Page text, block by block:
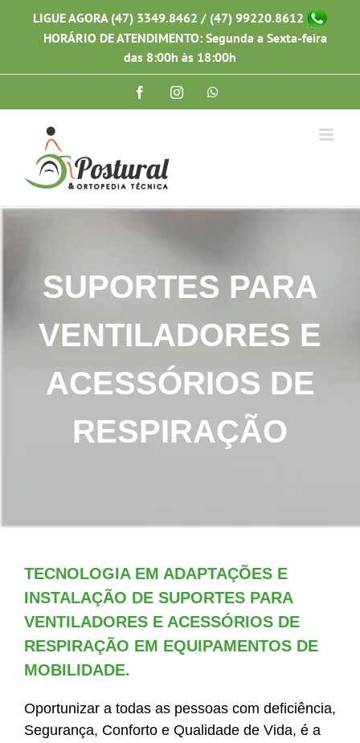
LIGUE AGORA (47) 3349.8462 / (47) 99220.8612
HORÁRIO DE ATENDIMENTO: Segunda a Sexta-feira
das 8:00h às 18:00h
FacebookInstagram
SUPORTES PARA
VENTILADORES E
ACESSÓRIOS DE
RESPIRAÇÃO
TECNOLOGIA EM ADAPTAÇÕES E
INSTALAÇÃO DE SUPORTES PARA
VENTILADORES E ACESSÓRIOS DE
RESPIRAÇÃO EM EQUIPAMENTOS DE
MOBILIDADE.
Oportunizar a todas as pessoas com deficiência,
Segurança, Conforto e Qualidade de Vida, é a